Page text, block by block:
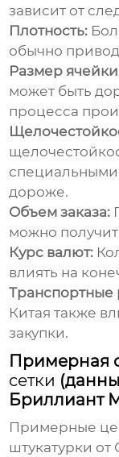
зависит от
Плотность:
обычно
Размер
может быть
процесса
специальными
дороже.
Объем заказа:
можно
Курс валют:
влиять на
Транспортные
Китая также
закупки.
Примерная
сетки
Бриллиант
Примерные
штукатурки от